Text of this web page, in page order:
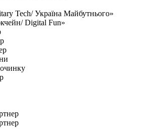
Tech/ Україна Майбутнього»
Digital Fun»